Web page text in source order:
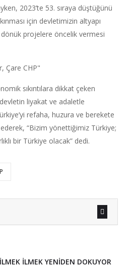
2023’te 53. sıraya düştüğünü
için devletimizin altyapı
dönük projelere öncelik vermesi
Çare CHP"
sıkıntılara dikkat çeken
liyakat ve adaletle
refaha, huzura ve berekete
“Bizim yönettiğimiz Türkiye;
bir Türkiye olacak” dedi.
İLMEK YENİDEN DOKUYOR